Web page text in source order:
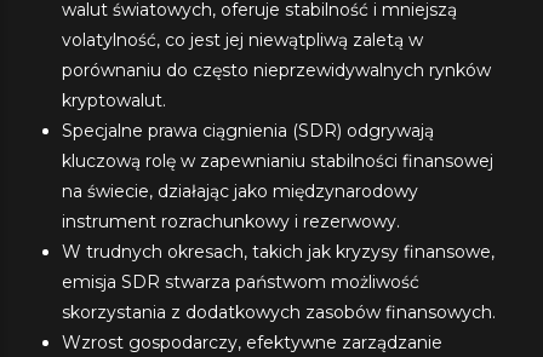
walut światowych, oferuje stabilność i mniejszą
volatylność, co jest jej niewątpliwą zaletą w
porównaniu do często nieprzewidywalnych rynków
kryptowalut.
Specjalne prawa ciągnienia (SDR) odgrywają
kluczową rolę w zapewnianiu stabilności finansowej
na świecie, działając jako międzynarodowy
instrument rozrachunkowy i rezerwowy.
W trudnych okresach, takich jak kryzysy finansowe,
emisja SDR stwarza państwom możliwość
skorzystania z dodatkowych zasobów finansowych.
Wzrost gospodarczy, efektywne zarządzanie